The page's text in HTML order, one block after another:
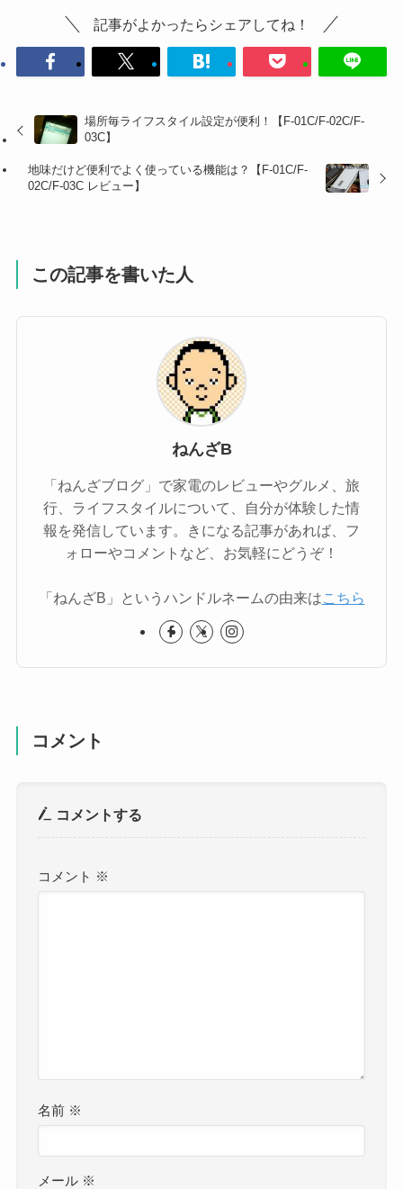
記事がよかったらシェアしてね！
場所毎ライフスタイル設定が便利！【F-01C/F-02C/F-
03C】
地味だけど便利でよく使っている機能は？【F-01C/F-
02C/F-03C レビュー】
この記事を書いた人
ねんざB
「ねんざブログ」で家電のレビューやグルメ、旅
行、ライフスタイルについて、自分が体験した情
報を発信しています。きになる記事があれば、フ
ォローやコメントなど、お気軽にどうぞ！
「ねんざB」というハンドルネームの由来はこちら
コメント
コメントする
コメント ※
名前 ※
メール ※